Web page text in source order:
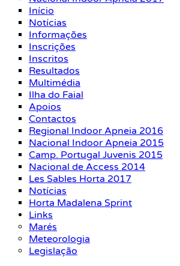
Início
Notícias
Informações
Inscrições
Inscritos
Resultados
Multimédia
Ilha do Faial
Apoios
Contactos
Regional Indoor Apneia 2016
Nacional Indoor Apneia 2015
Camp. Portugal Juvenis 2015
Nacional de Access 2014
Les Sables Horta 2017
Notícias
Horta Madalena Sprint
Links
Marés
Meteorologia
Legislação